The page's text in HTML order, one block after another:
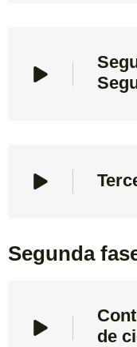
Segunda
de